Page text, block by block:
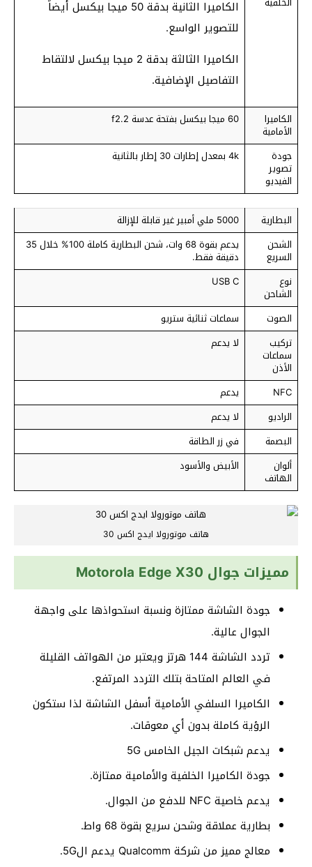
الكاميرا الثانية بدقة 50 ميجا بيكسل أيضاً
للتصوير الواسع.
الكاميرا الثالثة بدقة 2 ميجا بيكسل لالتقاط
التفاصيل الإضافية.
الكاميرا
الأمامية
60 ميجا بيكسل بفتحة عدسة f2.2
جودة
تصوير
الفيديو
4k بمعدل إطارات 30 إطار بالثانية
البطارية
5000 ملي أمبير غير قابلة للإزالة
الشحن
السريع
يدعم بقوة 68 وات، شحن البطارية كاملة 100% خلال 35
دقيقة فقط.
نوع
الشاحن
USB C
الصوت
سماعات ثنائية ستريو
تركيب
سماعات
الأذن
لا يدعم
NFC
يدعم
الراديو
لا يدعم
البصمة
في زر الطاقة
ألوان
الهاتف
الأبيض والأسود
هاتف موتورولا ايدج اكس 30
مميزات جوال Motorola Edge X30
جودة الشاشة ممتازة ونسبة استحواذها على واجهة
الجوال عالية.
تردد الشاشة 144 هرتز ويعتبر من الهواتف القليلة
في العالم المتاحة بتلك التردد المرتفع.
الكاميرا السلفي الأمامية أسفل الشاشة لذا ستكون
الرؤية كاملة بدون أي معوقات.
يدعم شبكات الجيل الخامس 5G
جودة الكاميرا الخلفية والأمامية ممتازة.
يدعم خاصية NFC للدفع من الجوال.
بطارية عملاقة وشحن سريع بقوة 68 واط.
معالج مميز من شركة Qualcomm يدعم ال5G.